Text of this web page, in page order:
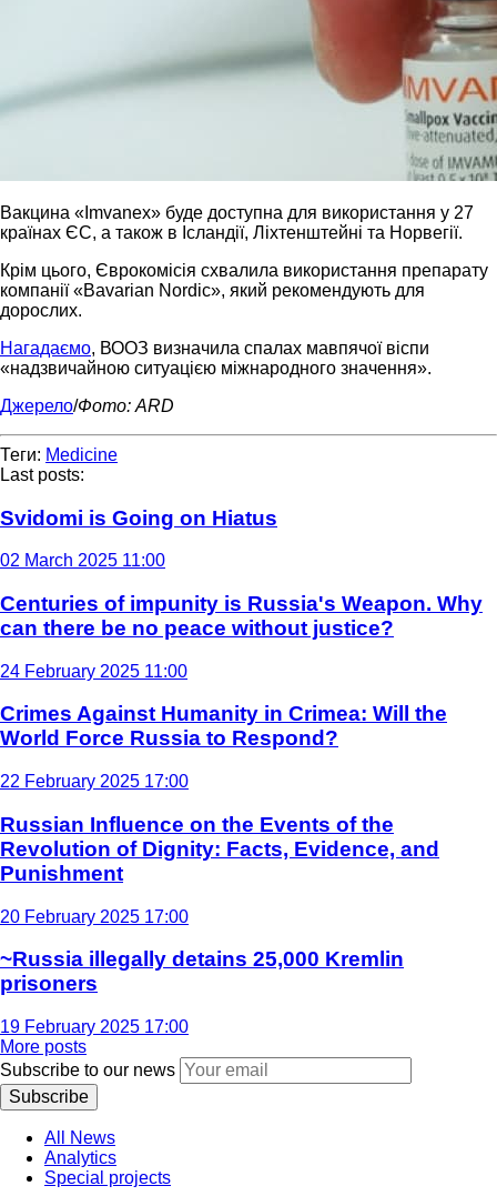
Вакцина «Imvanex» буде доступна для використання у 27
країнах ЄС, а також в Ісландії, Ліхтенштейні та Норвегії.
Крім цього, Єврокомісія схвалила використання препарату
компанії «Bavarian Nordic», який рекомендують для
дорослих.
Нагадаємо, ВООЗ визначила спалах мавпячої віспи
«надзвичайною ситуацією міжнародного значення».
Джерело/Фото: ARD
Теги: Medicine
Last posts:
Svidomi is Going on Hiatus
02 March 2025 11:00
Centuries of impunity is Russia's Weapon. Why
can there be no peace without justice?
24 February 2025 11:00
Crimes Against Humanity in Crimea: Will the
World Force Russia to Respond?
22 February 2025 17:00
Russian Influence on the Events of the
Revolution of Dignity: Facts, Evidence, and
Punishment
20 February 2025 17:00
~Russia illegally detains 25,000 Kremlin
prisoners
19 February 2025 17:00
More posts
Subscribe to our news
Subscribe
All News
Analytics
Special projects